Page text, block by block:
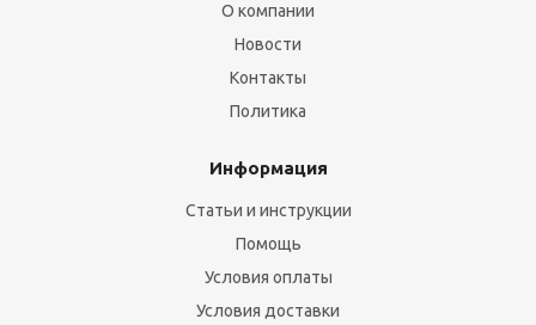
О компании
Новости
Контакты
Политика
Информация
Статьи и инструкции
Помощь
Условия оплаты
Условия доставки